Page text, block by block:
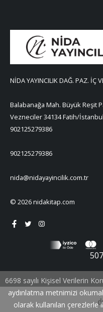
NİDA YAYINCILIK DAĞ. PAZ. İÇ
Balabanağa Mah. Büyük Reşit
Vezneciler 34134 Fatih/İstanbul
902125279386
902125279386
nida@nidayayincilik.com.tr
© 2026 nidakitap.com
6698 sayılı Kişisel Verilerin
aydınlatma metnimizi
olarak kullanılan çerezlerle